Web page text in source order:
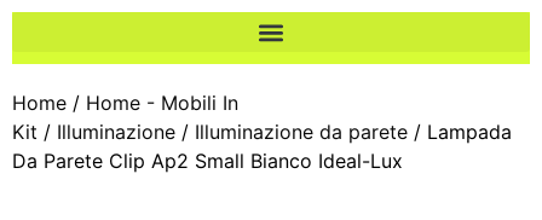
Home / Home - Mobili In
Kit / Illuminazione / Illuminazione da parete / Lampada
Da Parete Clip Ap2 Small Bianco Ideal-Lux